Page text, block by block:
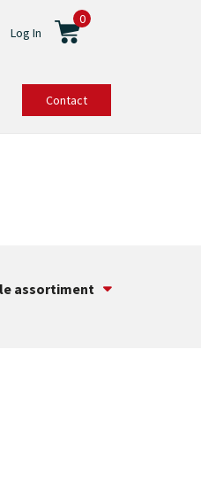
Log In
0
Contact
assortiment